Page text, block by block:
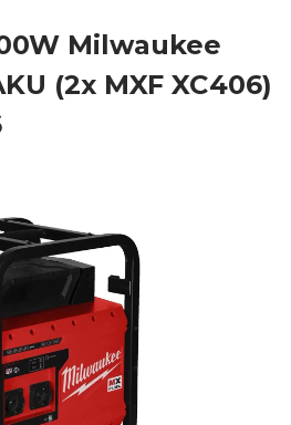
Milwaukee
(2x MXF XC406)